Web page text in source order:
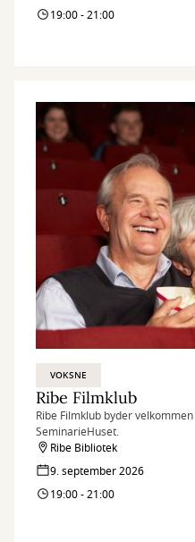
19:00 - 21:00
VOKSNE
Ribe Filmklub
Ribe Filmklub byder
SeminarieHuset.
Ribe Bibliotek
9. september 2026
19:00 - 21:00